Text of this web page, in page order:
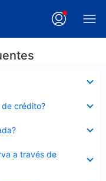
de crédito?
a través de